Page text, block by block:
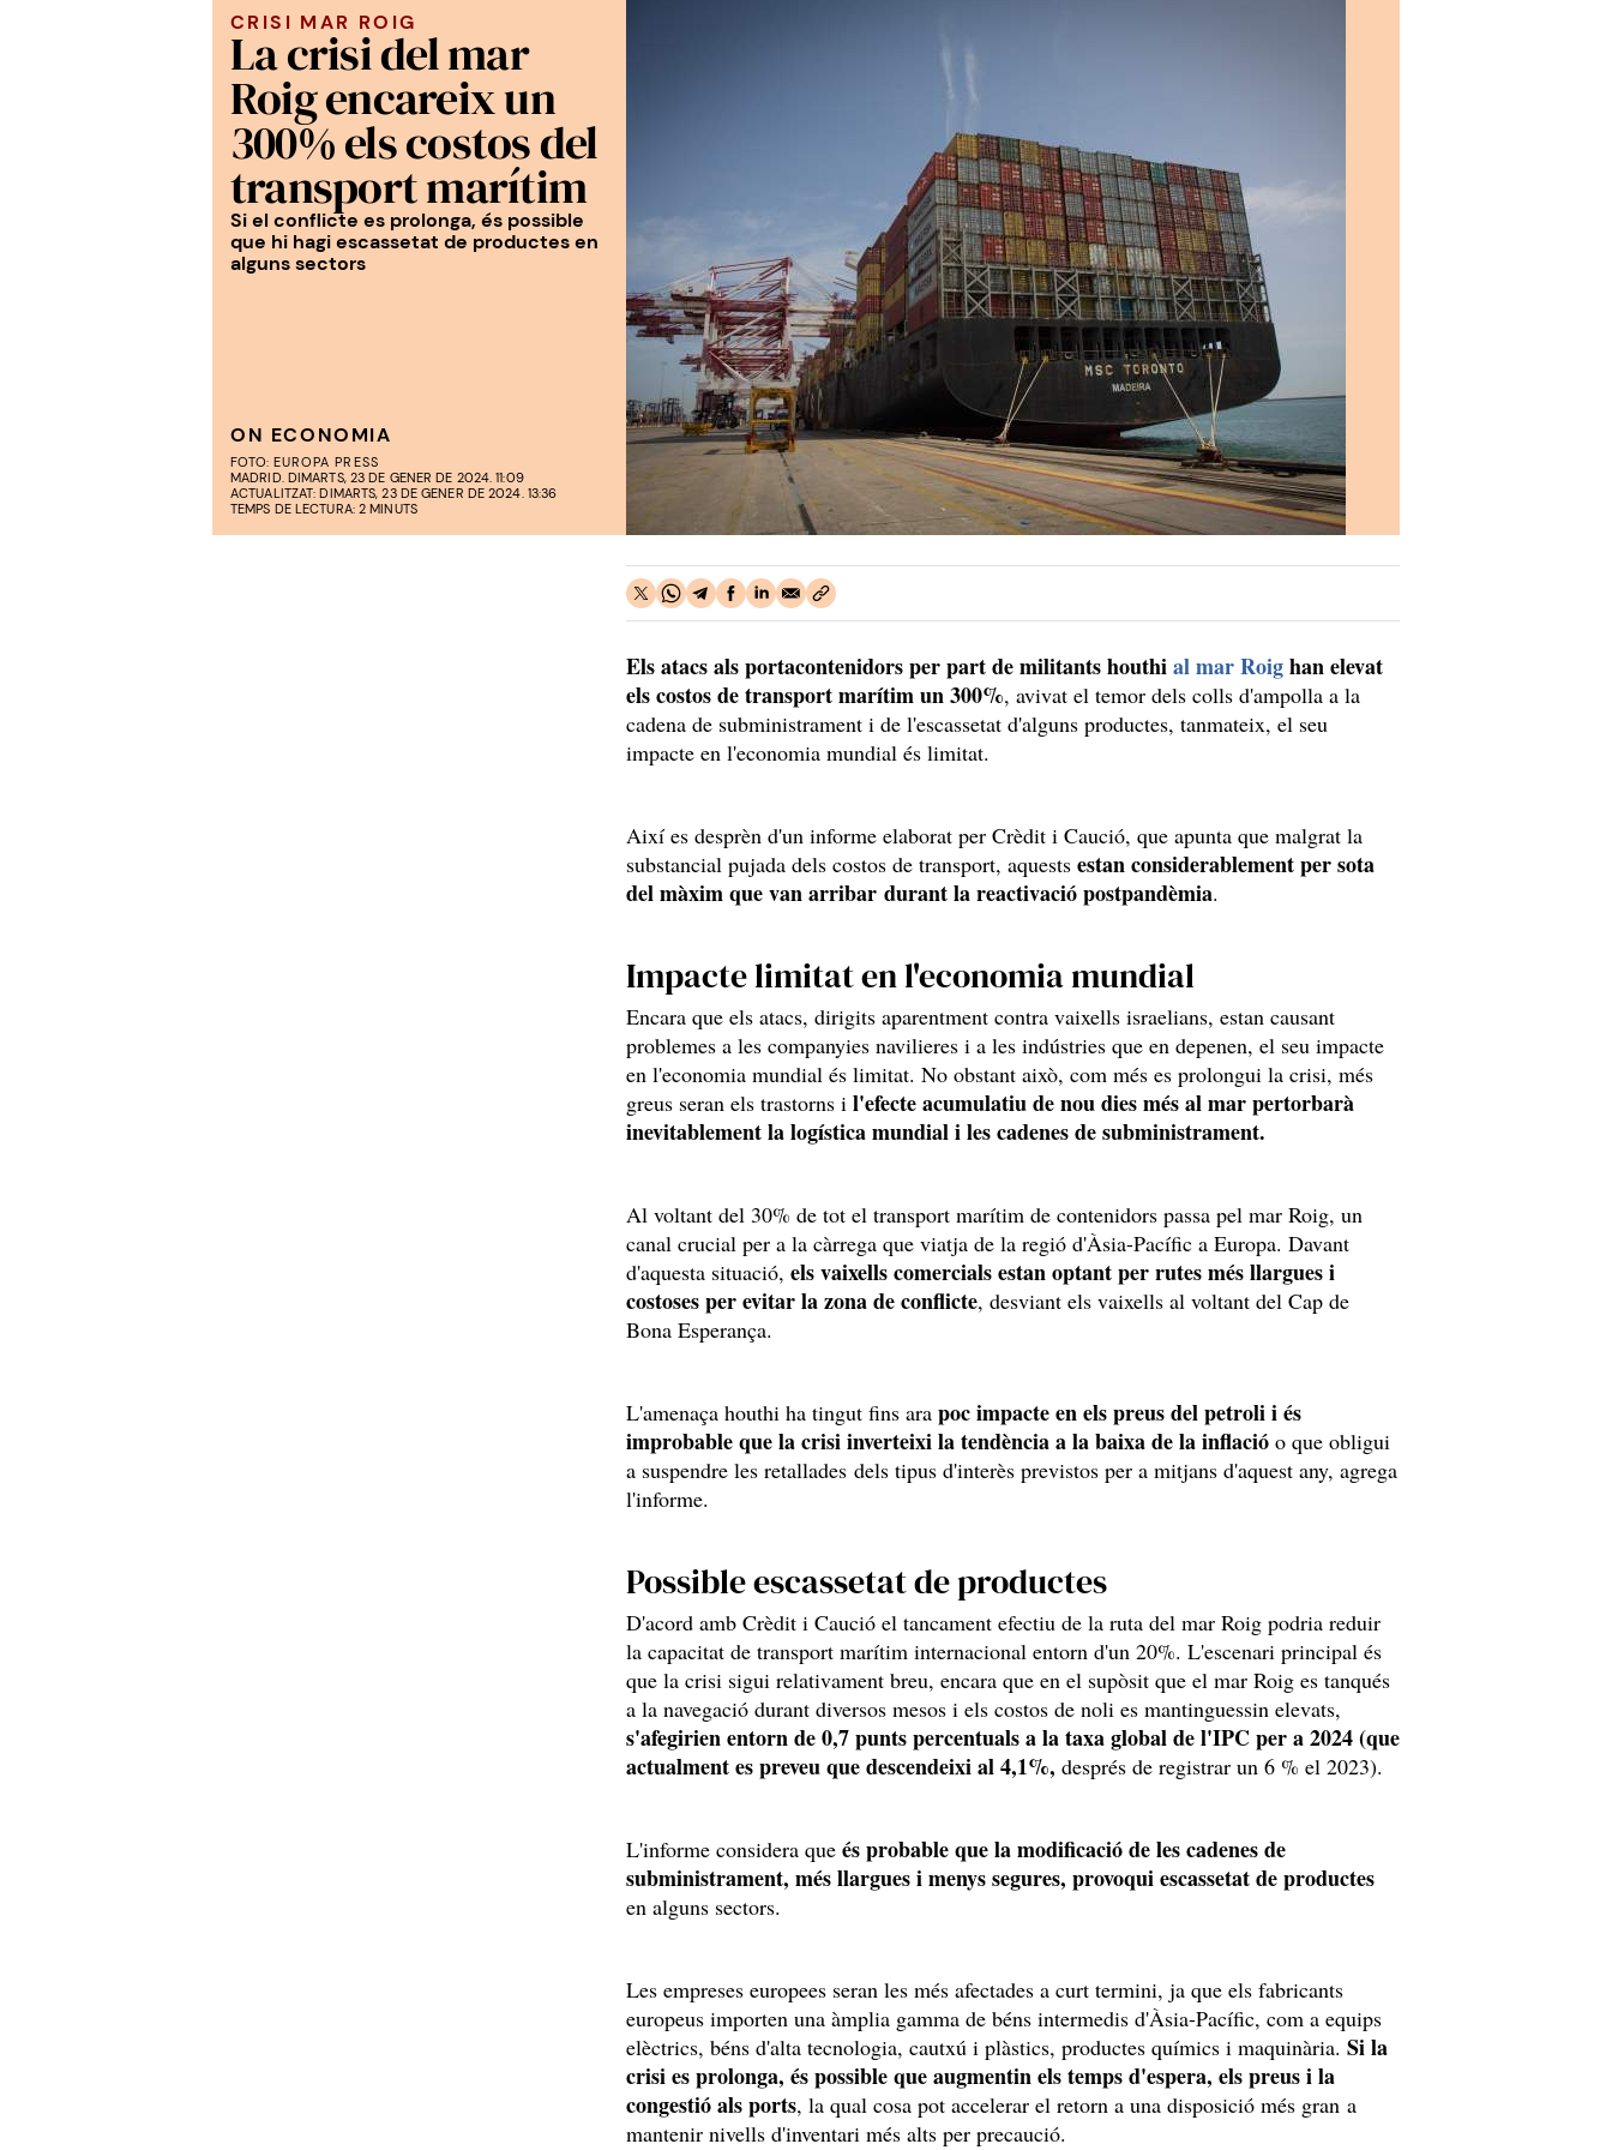
CRISI MAR ROIG
La crisi del mar
Roig encareix un
300% els costos del
transport marítim
Si el conflicte es prolonga, és possible
que hi hagi escassetat de productes en
alguns sectors
ON ECONOMIA
FOTO: EUROPA PRESS
MADRID. DIMARTS, 23 DE GENER DE 2024. 11:09
ACTUALITZAT: DIMARTS, 23 DE GENER DE 2024. 13:36
TEMPS DE LECTURA: 2 MINUTS
Els atacs als portacontenidors per part de militants houthial mar Roighan elevat
els costos de transport marítim un 300%, avivat el temor dels colls d'ampolla a la
cadena de subministrament i de l'escassetat d'alguns productes, tanmateix, el seu
impacte en l'economia mundial és limitat.
Així es desprèn d'un informe elaborat per Crèdit i Caució, que apunta que malgrat la
substancial pujada dels costos de transport, aquests estan considerablement per sota
del màxim que van arribar durant la reactivació postpandèmia.
Impacte limitat en l'economia mundial
Encara que els atacs, dirigits aparentment contra vaixells israelians, estan causant
problemes a les companyies navilieres i a les indústries que en depenen, el seu impacte
en l'economia mundial és limitat. No obstant això, com més es prolongui la crisi, més
greus seran els trastorns i l'efecte acumulatiu de nou dies més al mar pertorbarà
inevitablement la logística mundial i les cadenes de subministrament.
Al voltant del 30% de tot el transport marítim de contenidors passa pel mar Roig, un
canal crucial per a la càrrega que viatja de la regió d'Àsia-Pacífic a Europa. Davant
d'aquesta situació, els vaixells comercials estan optant per rutes més llargues i
costoses per evitar la zona de conflicte, desviant els vaixells al voltant del Cap de
Bona Esperança.
L'amenaça houthi ha tingut fins ara poc impacte en els preus del petroli i és
improbable que la crisi inverteixi la tendència a la baixa de la inflació o que obligui
a suspendre les retallades dels tipus d'interès previstos per a mitjans d'aquest any, agrega
l'informe.
Possible escassetat de productes
D'acord amb Crèdit i Caució el tancament efectiu de la ruta del mar Roig podria reduir
la capacitat de transport marítim internacional entorn d'un 20%. L'escenari principal és
que la crisi sigui relativament breu, encara que en el supòsit que el mar Roig es tanqués
a la navegació durant diversos mesos i els costos de noli es mantinguessin elevats,
s'afegirien entorn de 0,7 punts percentuals a la taxa global de l'IPC per a 2024 (que
actualment es preveu que descendeixi al 4,1%, després de registrar un 6 % el 2023).
L'informe considera que és probable que la modificació de les cadenes de
subministrament, més llargues i menys segures, provoqui escassetat de productes
en alguns sectors.
Les empreses europees seran les més afectades a curt termini, ja que els fabricants
europeus importen una àmplia gamma de béns intermedis d'Àsia-Pacífic, com a equips
elèctrics, béns d'alta tecnologia, cautxú i plàstics, productes químics i maquinària. Si la
crisi es prolonga, és possible que augmentin els temps d'espera, els preus i la
congestió als ports, la qual cosa pot accelerar el retorn a una disposició més gran a
mantenir nivells d'inventari més alts per precaució.